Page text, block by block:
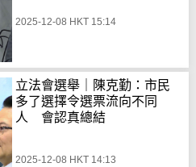
2025-12-08 HKT 15:14
立法會選舉｜陳克勤：市民
多了選擇令選票流向不同
人 會認真總結
2025-12-08 HKT 14:13